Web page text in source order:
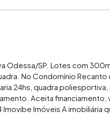
Odessa/SP. Lotes com
No Condomínio Recanto
24hs, quadra poliesportiva,
Aceita financiamento,
Imóveis A imobiliária